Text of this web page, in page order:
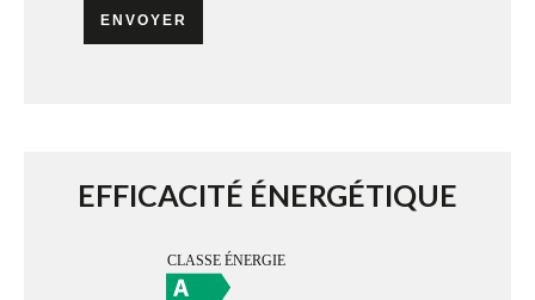
ENVOYER
EFFICACITÉ ÉNERGÉTIQUE